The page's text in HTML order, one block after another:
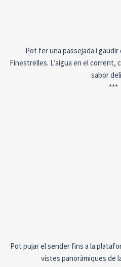
Pot fer una passejada i
Finestrelles. L’aigua en el corrent,
sabor
***
Pot pujar el sender fins a la
vistes panoràmiques de